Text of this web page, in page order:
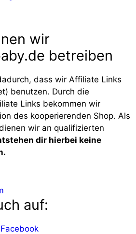
wir
betreiben
dass wir Affiliate Links
benutzen. Durch die
Links bekommen wir
des kooperierenden Shop. Als
wir an qualifizierten
dir hierbei keine
auf: